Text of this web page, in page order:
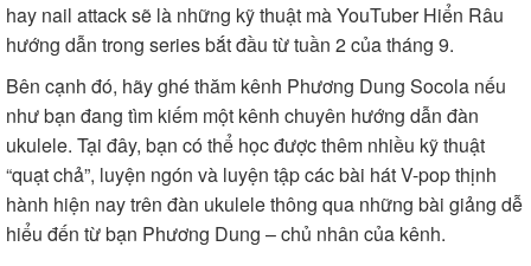
hay nail attack sẽ là những kỹ thuật mà YouTuberHiển Râu
hướng dẫn trong series bắt đầu từ tuần 2 của tháng 9.
Bên cạnh đó, hãy ghé thăm kênh Phương Dung Socola nếu
như bạn đang tìm kiếm một kênh chuyên hướng dẫn đàn
ukulele. Tại đây, bạn có thể học được thêm nhiều kỹ thuật
“quạt chả”, luyện ngón và luyện tập các bài hát V-pop thịnh
hành hiện nay trên đàn ukulele thông qua những bài giảng dễ
hiểu đến từ bạn Phương Dung – chủ nhân của kênh.